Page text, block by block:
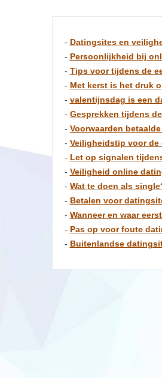
- Datingsites en
- Persoonlijkheid bij
- Tips voor tijdens de
- Met kerst is het druk
- valentijnsdag is een
- Gesprekken tijdens
- Voorwaarden
- Veiligheidstip voor de
- Let op signalen
- Veiligheid online
- Wat te doen als
- Betalen voor
- Wanneer en waar
- Pas op voor foute
- Buitenlandse